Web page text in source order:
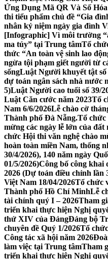
Ứng Dụng Mã QR Và Số
thi tiểu phẩm chủ đề “Gia
nhân kỷ niệm ngày gia đình
[Infographic] Vì môi trường
ma túy” tại Trung tâmTổ
thức “An toàn vệ sinh lao
ngừa tội phạm giết người từ
sốngLuật Người khuyết tật số
dự toán ngân sách nhà nước
5)Luật Người cao tuổi số 39/
Luật Căn cước năm 2023Tổ
Nam 6/6/2026Lễ chào cờ
Thành phố Đà Nẵng.Tổ chức
mừng các ngày lễ lớn của
chức Hội thi văn nghệ chào
hoàn toàn miền Nam, thống
30/4/2026), 140 năm ngày
01/5/2026)Công bố công khai
2026 (Dự toán điều chỉnh lần
Việt Nam 18/04/2026Tổ chức
Thành phố Hồ Chí MinhLễ
tài chính quý I – 2026Tham
triển khai thực hiện Nghị
thứ XIV của ĐảngĐảng bộ
chuyên đề Quý 1/2026Tổ
Công tác xã hội năm 2026
làm việc tại Trung tâmTham
triển khai thực hiện Nghị